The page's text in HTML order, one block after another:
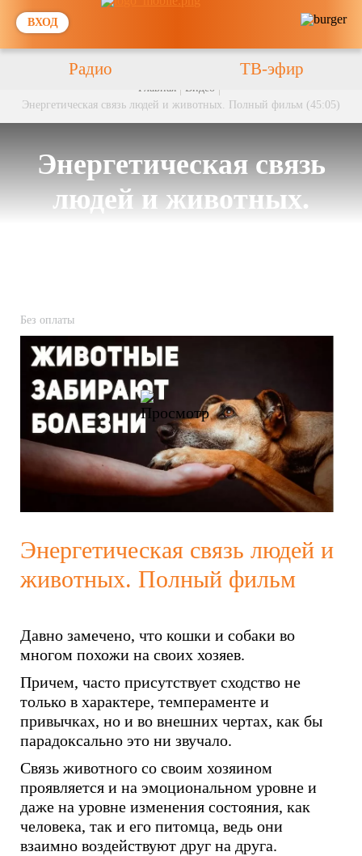
ВХОД
Радио ТВ-эфир
Главная
Видео
Энергетическая связь людей и животных. Полный фильм (45:05)
Энергетическая связь
людей и животных.
Без оплаты
Энергетическая связь людей и
животных. Полный фильм
Давно замечено, что кошки и собаки во
многом похожи на своих хозяев.
Причем, часто присутствует сходство не
только в характере, темпераменте и
привычках, но и во внешних чертах, как бы
парадоксально это ни звучало.
Связь животного со своим хозяином
проявляется и на эмоциональном уровне и
даже на уровне изменения состояния, как
человека, так и его питомца, ведь они
взаимно воздействуют друг на друга.